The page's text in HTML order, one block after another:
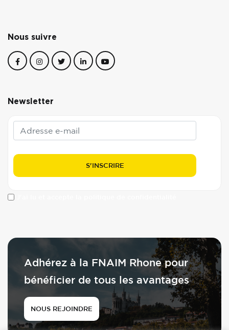
Nous suivre
Newsletter
Adhérez à la FNAIM Rhone pour
bénéficier de tous les avantages
NOUS REJOINDRE